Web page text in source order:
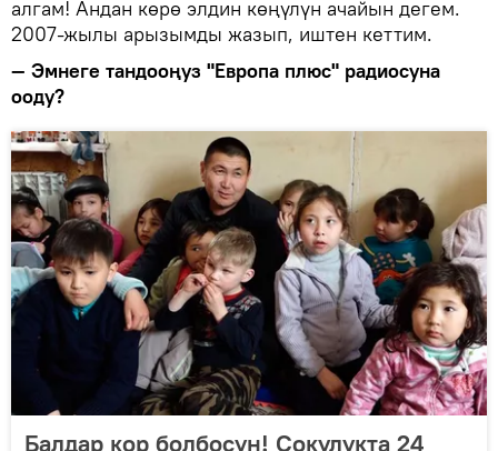
алгам! Андан көрө элдин көңүлүн ачайын дегем.
2007-жылы арызымды жазып, иштен кеттим.
— Эмнеге тандооңуз "Европа плюс" радиосуна
ооду?
Балдар кор болбосун! Сокулукта 24